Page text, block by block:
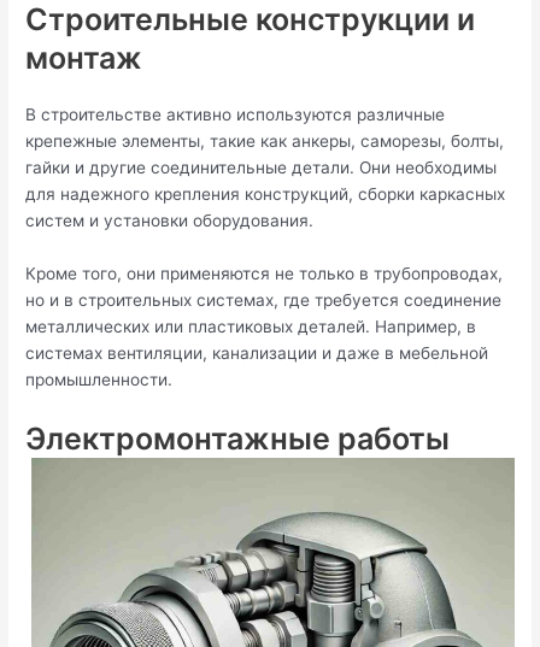
Строительные конструкции и
монтаж
В строительстве активно используются различные
крепежные элементы, такие как анкеры, саморезы, болты,
гайки и другие соединительные детали. Они необходимы
для надежного крепления конструкций, сборки каркасных
систем и установки оборудования.
Кроме того, они применяются не только в трубопроводах,
но и в строительных системах, где требуется соединение
металлических или пластиковых деталей. Например, в
системах вентиляции, канализации и даже в мебельной
промышленности.
Электромонтажные работы